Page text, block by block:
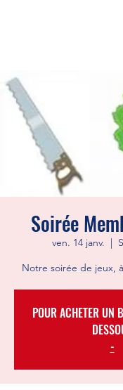
Soirée
ven. 14 janv.
  |
Notre soirée de jeux,
POUR ACHETER UN
-